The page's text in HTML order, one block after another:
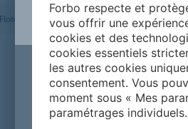
Flotex – Moquette haute performance
Forbo respecte et
vous offrir une
cookies et des
cookies essentiels
les autres cookies
consentement. Vous
moment sous « Mes
paramétrages individuels.